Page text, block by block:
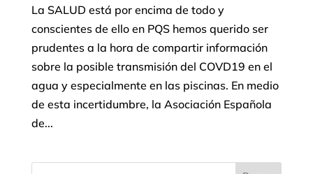
La SALUD está por encima de todo y
conscientes de ello en PQS hemos querido ser
prudentes a la hora de compartir información
sobre la posible transmisión del COVD19 en el
agua y especialmente en las piscinas. En medio
de esta incertidumbre, la Asociación Española
de...